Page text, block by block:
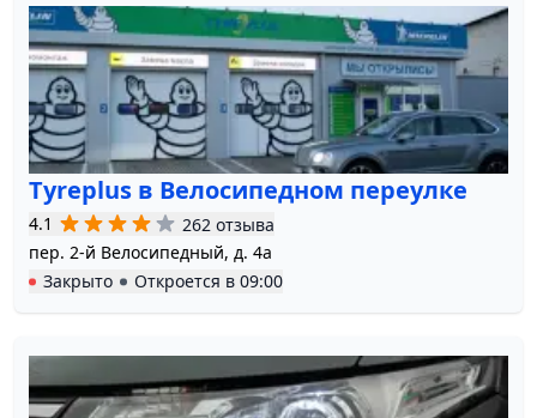
Tyreplus в Велосипедном переулке
4.1
262 отзыва
пер. 2-й Велосипедный, д. 4а
Закрыто
Откроется в 09:00